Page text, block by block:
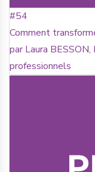
#54
Comment
par Laura
professionnels